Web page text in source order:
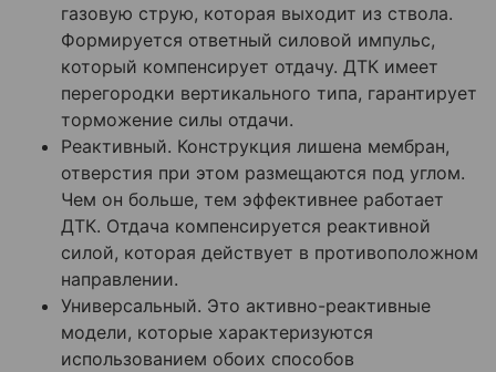
газовую струю, которая выходит из ствола.
Формируется ответный силовой импульс,
который компенсирует отдачу. ДТК имеет
перегородки вертикального типа, гарантирует
торможение силы отдачи.
Реактивный. Конструкция лишена мембран,
отверстия при этом размещаются под углом.
Чем он больше, тем эффективнее работает
ДТК. Отдача компенсируется реактивной
силой, которая действует в противоположном
направлении.
Универсальный. Это активно-реактивные
модели, которые характеризуются
использованием обоих способов